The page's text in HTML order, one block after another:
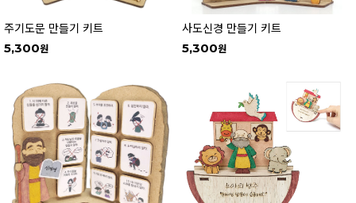
주기도문 만들기 키트
5,300
사도신경 만들기 키트
5,300